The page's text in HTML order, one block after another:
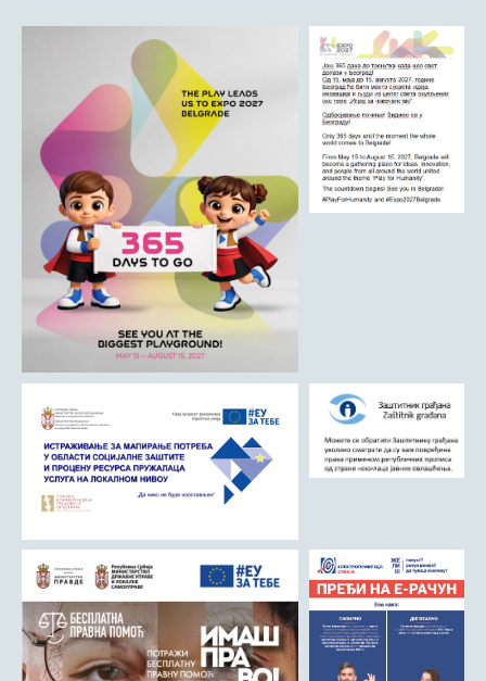
Римски мост
Кањон Трешњице
Мали и Велики град
Мачков камен
Манастир Св. Николај Српски
Манастир Свете Тројице
Црква Светог Преображења
Црква Св. апостола Петра и Павла
Црква брвнара у Доњој Оровици
Дрина
Врхпоље - Етно село
Општина Љубовија
Установе од јавног значаја
АКТИ
Урбанизам и грађевинарство
Друштвена брига о деци
Служба за пољопривреду, водопривреду и заштиту животне
средине